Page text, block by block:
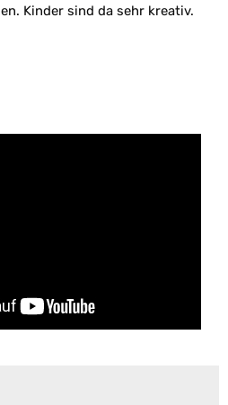
Kinder sind da sehr kreativ.